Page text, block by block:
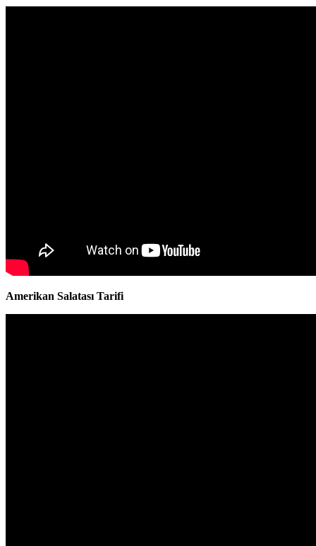
Amerikan Salatası Tarifi